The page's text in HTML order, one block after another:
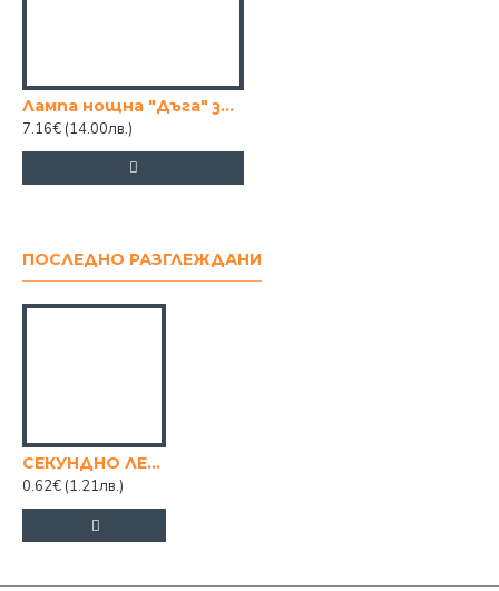
Лампа нощна "Дъга" за четене
7.16€ (14.00лв.)
ПОСЛЕДНО РАЗГЛЕЖДАНИ
СЕКУНДНО ЛЕПИЛО JIP P007
0.62€ (1.21лв.)